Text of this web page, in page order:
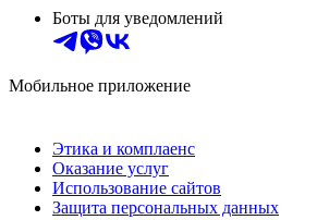
Боты для уведомлений
Мобильное приложение
Этика и комплаенс
Оказание услуг
Использование сайтов
Защита персональных данных